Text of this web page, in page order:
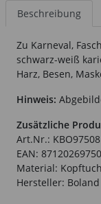
Beschreibung
Zu Karneval,
schwarz-weiß
Harz, Besen,
Hinweis:
Zusätzliche
Art.Nr.: KBO97508
EAN:
Material:
Hersteller: